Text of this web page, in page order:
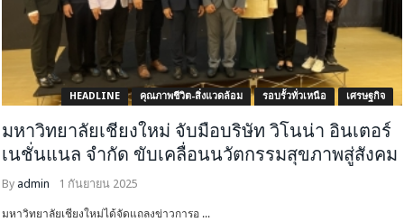
HEADLINE คุณภาพชีวิต-สิ่งแวดล้อม รอบรั้วทั่วเหนือ เศรษฐกิจ
มหาวิทยาลัยเชียงใหม่ จับมือบริษัท วิโนน่า อินเตอร์
เนชั่นแนล จำกัด ขับเคลื่อนนวัตกรรมสุขภาพสู่สังคม
By admin 1 กันยายน 2025
มหาวิทยาลัยเชียงใหม่ได้จัดแถลงข่าวการอ ...